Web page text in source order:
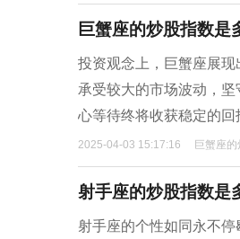
巨蟹座的炒股指数是
投资观念上，巨蟹座展
承受较大的市场波动，
心等待终将收获稳定的回
2025-04-03 15:17:16 巨蟹座
射手座的炒股指数是
射手座的个性如同永不